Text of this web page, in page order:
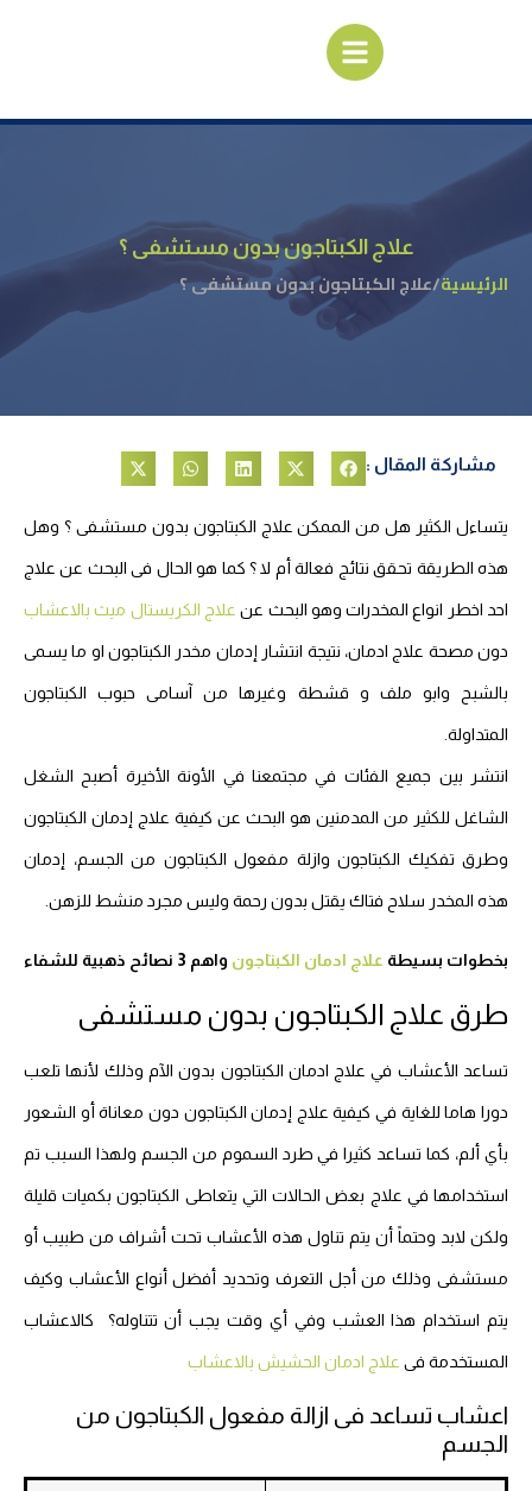
علاج الكبتاجون بدون مستشفى ؟
الرئيسية/علاج الكبتاجون بدون مستشفى ؟
مشاركة المقال :
يتساءل الكثير هل من الممكن علاج الكبتاجون بدون مستشفى ؟ وهل
هذه الطريقة تحقق نتائج فعالة أم لا ؟ كما هو الحال فى البحث عن علاج
احد اخطر انواع المخدرات وهو البحث عن علاج الكريستال ميث بالاعشاب
دون مصحة علاج ادمان، نتيجة انتشار إدمان مخدر الكبتاجون او ما يسمى
بالشبح وابو ملف و قشطة وغيرها من آسامى حبوب الكبتاجون
المتداولة.
انتشر بين جميع الفئات في مجتمعنا في الأونة الأخيرة أصبح الشغل
الشاغل للكثير من المدمنين هو البحث عن كيفية علاج إدمان الكبتاجون
وطرق تفكيك الكبتاجون وازلة مفعول الكبتاجون من الجسم، إدمان
هذه المخدر سلاح فتاك يقتل بدون رحمة وليس مجرد منشط للزهن.
بخطوات بسيطة علاج ادمان الكبتاجون واهم 3 نصائح ذهبية للشفاء
طرق علاج الكبتاجون بدون مستشفى
تساعد الأعشاب في علاج ادمان الكبتاجون بدون الآم وذلك لأنها تلعب
دورا هاما للغاية في كيفية علاج إدمان الكبتاجون دون معاناة أو الشعور
بأي ألم، كما تساعد كثيرا في طرد السموم من الجسم ولهذا السبب تم
استخدامها في علاج بعض الحالات التي يتعاطى الكبتاجون بكميات قليلة
ولكن لابد وحتماً أن يتم تناول هذه الأعشاب تحت أشراف من طبيب أو
مستشفى وذلك من أجل التعرف وتحديد أفضل أنواع الأعشاب وكيف
يتم استخدام هذا العشب وفي أي وقت يجب أن تتناوله؟ كالاعشاب
المستخدمة فى علاج ادمان الحشيش بالاعشاب
اعشاب تساعد فى ازالة مفعول الكبتاجون من
الجسم